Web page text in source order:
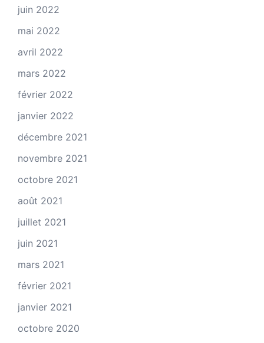
juin 2022
mai 2022
avril 2022
mars 2022
février 2022
janvier 2022
décembre 2021
novembre 2021
octobre 2021
août 2021
juillet 2021
juin 2021
mars 2021
février 2021
janvier 2021
octobre 2020